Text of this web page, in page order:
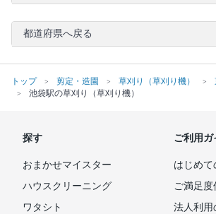
都道府県へ戻る
トップ 剪定・造園 草刈り（草刈り機）
池袋駅の草刈り（草刈り機）
探す
おまかせマイスター
ハウスクリーニング
ワタシト
ご利用ガ
はじめて
ご満足度
法人利用